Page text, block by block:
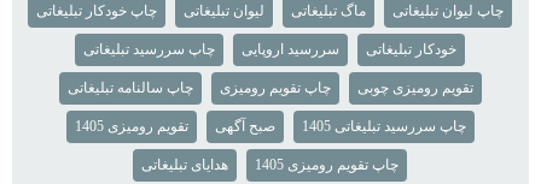
چاپ لیوان تبلیغاتی ماگ تبلیغاتی لیوان تبلیغاتی چاپ خودکار تبلیغاتی
خودکار تبلیغاتی سررسید اروپایی چاپ سررسید تبلیغاتی
تقویم رومیزی چوبی چاپ تقویم رومیزی چاپ سالنامه تبلیغاتی
چاپ سررسید تبلیغاتی 1405 صبح آگهی تقویم رومیزی 1405
چاپ تقویم رومیزی 1405 هدایای تبلیغاتی